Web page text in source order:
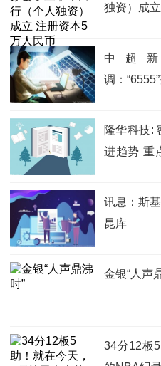
独资）成
中超
调：
隆华科技:
进趋势 重
讯息：斯
昆库
金银“人声
34分12板